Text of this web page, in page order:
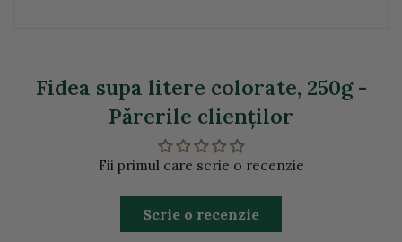
Fidea supa litere colorate, 250g -
Părerile clienţilor
Fii primul care scrie o recenzie
Scrie o recenzie